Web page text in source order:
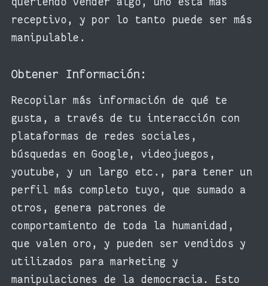
queriendo vender algo, uno está más
receptivo, y por lo tanto puede ser más
manipulable.
Obtener Información:
Recopilar más información de qué te
gusta, a través de tu interacción con
plataformas de redes sociales,
búsquedas en Google, videojuegos,
youtube, y un largo etc., para tener un
perfil más completo tuyo, que sumado a
otros, genera patrones de
comportamiento de toda la humanidad,
que valen oro, y pueden ser vendidos y
utilizados para marketing y
manipulaciones de la democracia. Esto